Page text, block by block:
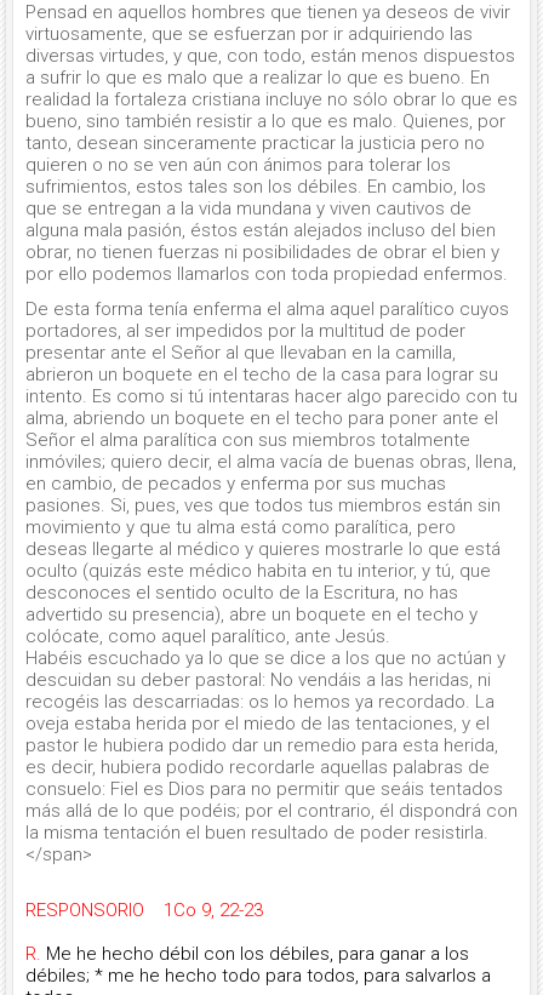
Pensad en aquellos hombres que tienen ya deseos de vivir
virtuosamente, que se esfuerzan por ir adquiriendo las
diversas virtudes, y que, con todo, están menos dispuestos
a sufrir lo que es malo que a realizar lo que es bueno. En
realidad la fortaleza cristiana incluye no sólo obrar lo que es
bueno, sino también resistir a lo que es malo. Quienes, por
tanto, desean sinceramente practicar la justicia pero no
quieren o no se ven aún con ánimos para tolerar los
sufrimientos, estos tales son los débiles. En cambio, los
que se entregan a la vida mundana y viven cautivos de
alguna mala pasión, éstos están alejados incluso del bien
obrar, no tienen fuerzas ni posibilidades de obrar el bien y
por ello podemos llamarlos con toda propiedad enfermos.
De esta forma tenía enferma el alma aquel paralítico cuyos
portadores, al ser impedidos por la multitud de poder
presentar ante el Señor al que llevaban en la camilla,
abrieron un boquete en el techo de la casa para lograr su
intento. Es como si tú intentaras hacer algo parecido con tu
alma, abriendo un boquete en el techo para poner ante el
Señor el alma paralítica con sus miembros totalmente
inmóviles; quiero decir, el alma vacía de buenas obras, llena,
en cambio, de pecados y enferma por sus muchas
pasiones. Si, pues, ves que todos tus miembros están sin
movimiento y que tu alma está como paralítica, pero
deseas llegarte al médico y quieres mostrarle lo que está
oculto (quizás este médico habita en tu interior, y tú, que
desconoces el sentido oculto de la Escritura, no has
advertido su presencia), abre un boquete en el techo y
colócate, como aquel paralítico, ante Jesús.
Habéis escuchado ya lo que se dice a los que no actúan y
descuidan su deber pastoral: No vendáis a las heridas, ni
recogéis las descarriadas: os lo hemos ya recordado. La
oveja estaba herida por el miedo de las tentaciones, y el
pastor le hubiera podido dar un remedio para esta herida,
es decir, hubiera podido recordarle aquellas palabras de
consuelo: Fiel es Dios para no permitir que seáis tentados
más allá de lo que podéis; por el contrario, él dispondrá con
la misma tentación el buen resultado de poder resistirla.
</span>
RESPONSORIO 1Co 9, 22-23
R. Me he hecho débil con los débiles, para ganar a los
débiles; * me he hecho todo para todos, para salvarlos a